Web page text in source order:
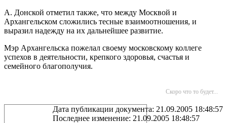
А. Донской отметил также, что между Москвой и
Архангельском сложились тесные взаимоотношения, и
выразил надежду на их дальнейшее развитие.
Мэр Архангельска пожелал своему московскому коллеге
успехов в деятельности, крепкого здоровья, счастья и
семейного благополучия.
Скоро что то будет...
Дата публикации документа: 21.09.2005 18:48:57
Последнее изменение: 21.09.2005 18:48:57